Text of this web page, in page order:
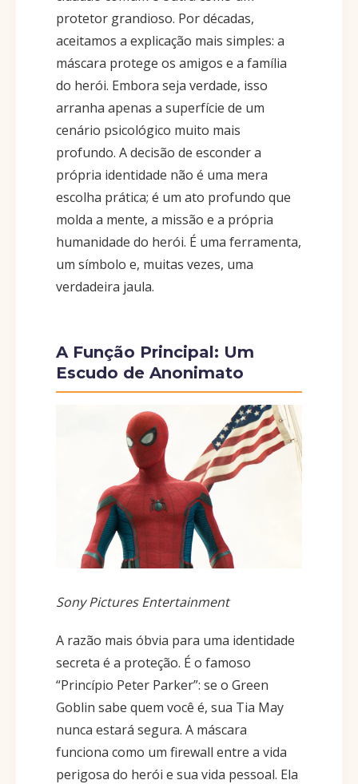
protetor grandioso. Por décadas,
aceitamos a explicação mais simples: a
máscara protege os amigos e a família
do herói. Embora seja verdade, isso
arranha apenas a superfície de um
cenário psicológico muito mais
profundo. A decisão de esconder a
própria identidade não é uma mera
escolha prática; é um ato profundo que
molda a mente, a missão e a própria
humanidade do herói. É uma ferramenta,
um símbolo e, muitas vezes, uma
verdadeira jaula.
A Função Principal: Um
Escudo de Anonimato
Sony Pictures Entertainment
A razão mais óbvia para uma identidade
secreta é a proteção. É o famoso
“Princípio Peter Parker”: se o Green
Goblin sabe quem você é, sua Tia May
nunca estará segura. A máscara
funciona como um firewall entre a vida
perigosa do herói e sua vida pessoal. Ela